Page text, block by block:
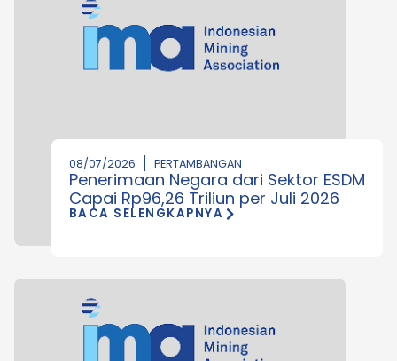
08/07/2026 PERTAMBANGAN
Penerimaan Negara dari Sektor ESDM
Capai Rp96,26 Triliun per Juli 2026
BACA SELENGKAPNYA